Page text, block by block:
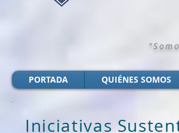
PORTADA QUIÉNES SOMOS
Iniciativas